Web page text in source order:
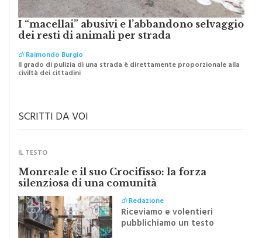
I “macellai” abusivi e l’abbandono selvaggio
dei resti di animali per strada
diRaimondo Burgio
SCRITTI DA VOI
IL TESTO
Monreale e il suo Crocifisso: la forza
silenziosa di una comunità
diRedazione
Riceviamo e volentieri